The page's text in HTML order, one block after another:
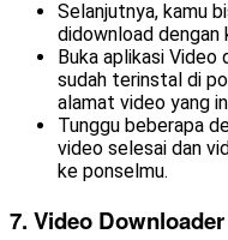
Selanjutnya, kamu
didownload dengan
Buka aplikasi
sudah terinstal di
alamat video yang
Tunggu beberapa
video selesai dan
ke ponselmu.
7. Video